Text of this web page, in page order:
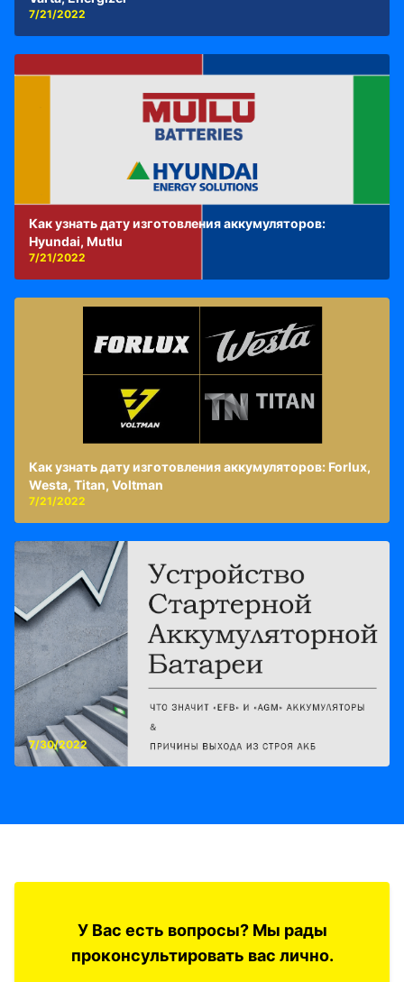
7/21/2022
Как узнать дату изготовления аккумуляторов:
Hyundai, Mutlu
7/21/2022
Как узнать дату изготовления аккумуляторов: Forlux,
Westa, Titan, Voltman
7/21/2022
7/30/2022
У Вас есть вопросы? Мы рады
проконсультировать вас лично.